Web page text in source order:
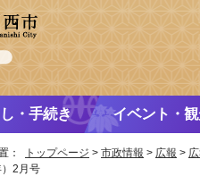
・手続き イベント・
： トップページ > 市政情報 > 広報 >
）2月号